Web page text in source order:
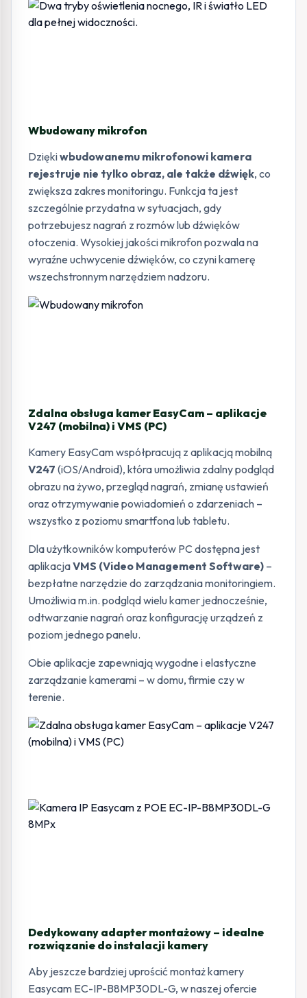
Wbudowany mikrofon
Dziękiwbudowanemu mikrofonowi kamera
rejestruje nie tylko obraz, ale także dźwięk, co
zwiększa zakres monitoringu. Funkcja ta jest
szczególnie przydatna w sytuacjach, gdy
potrzebujesz nagrań z rozmów lub dźwięków
otoczenia. Wysokiej jakości mikrofon pozwala na
wyraźne uchwycenie dźwięków, co czyni kamerę
wszechstronnym narzędziem nadzoru.
Zdalna obsługa kamer EasyCam – aplikacje
V247 (mobilna) i VMS (PC)
Kamery EasyCam współpracują z aplikacją mobilną
V247 (iOS/Android), która umożliwia zdalny podgląd
obrazu na żywo, przegląd nagrań, zmianę ustawień
oraz otrzymywanie powiadomień o zdarzeniach –
wszystko z poziomu smartfona lub tabletu.
Dla użytkowników komputerów PC dostępna jest
aplikacjaVMS (Video Management Software) –
bezpłatne narzędzie do zarządzania monitoringiem.
Umożliwia m.in. podgląd wielu kamer jednocześnie,
odtwarzanie nagrań oraz konfigurację urządzeń z
poziom jednego panelu.
Obie aplikacje zapewniają wygodne i elastyczne
zarządzanie kamerami – w domu, firmie czy w
terenie.
Dedykowany adapter montażowy – idealne
rozwiązanie do instalacji kamery
Aby jeszcze bardziej uprościć montaż kamery
Easycam EC-IP-B8MP30DL-G, w naszej ofercie